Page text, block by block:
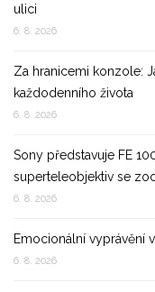
ulici
6. 8. 2026
Za hranicemi konzole:
každodenního života
6. 8. 2026
Sony představuje FE
superteleobjektiv se
6. 8. 2026
Emocionální vyprávění
6. 8. 2026